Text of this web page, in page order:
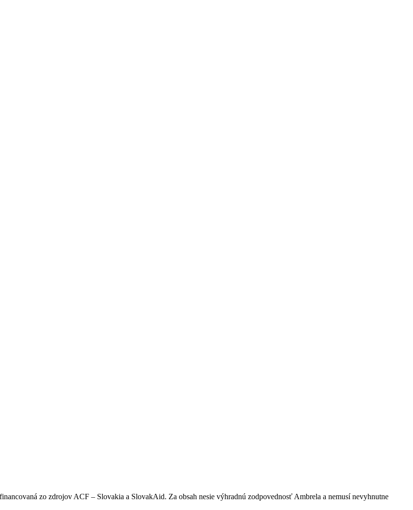
zo zdrojov ACF – Slovakia a SlovakAid. Za obsah nesie výhradnú zodpovednosť Ambrela a nemusí nevyhnutne